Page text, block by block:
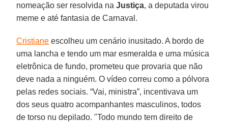
nomeação ser resolvida naJustiça, a deputada virou
meme e até fantasia de Carnaval.
Cristiane escolheu um cenário inusitado. A bordo de
uma lancha e tendo um mar esmeralda e uma música
eletrônica de fundo, prometeu que provaria que não
deve nada a ninguém. O vídeo correu como a pólvora
pelas redes sociais. “Vai, ministra”, incentivava um
dos seus quatro acompanhantes masculinos, todos
de torso nu depilado. "Todo mundo tem direito de